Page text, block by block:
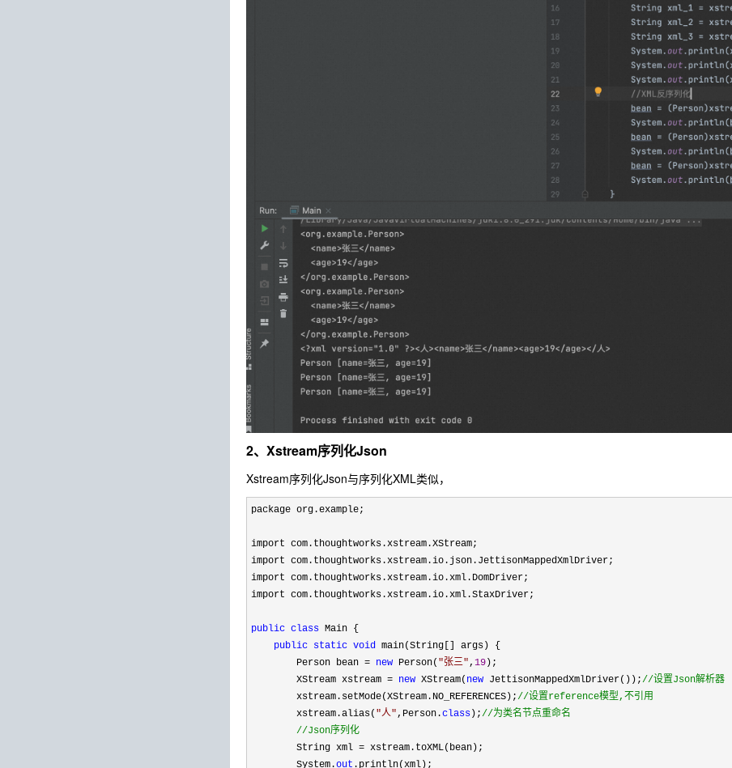
2、Xstream序列化Json
Xstream序列化Json与序列化XML类似，
package org.example;
import com.thoughtworks.xstream.XStream;
import com.thoughtworks.xstream.io.json.JettisonMappedXmlDriver;
import com.thoughtworks.xstream.io.xml.DomDriver;
import com.thoughtworks.xstream.io.xml.StaxDriver;
public class Main {
public static void main(String[] args) {
        Person bean
= new Person( "张三", 19 );
        XStream xstream
= new XStream( new JettisonMappedXmlDriver());//设置Json解析器
        xstream.setMode(XStream.NO_REFERENCES);
//设置reference模型,不引用
        xstream.alias(
"人",Person.class );//为类名节点重命名
//Json序列化
        String xml =
xstream.toXML(bean);
        System.
out .println(xml);